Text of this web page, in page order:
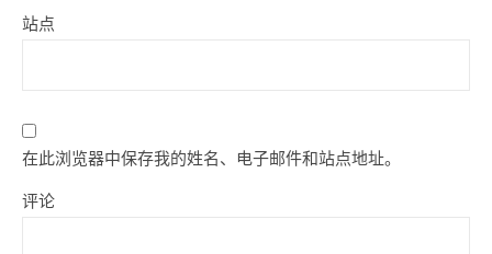
站点
在此浏览器中保存我的姓名、电子邮件和站点地址。
评论